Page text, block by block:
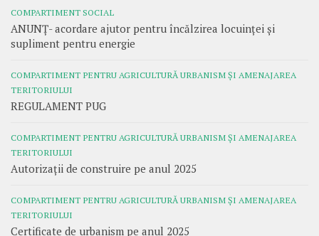
COMPARTIMENT SOCIAL
ANUNȚ- acordare ajutor pentru încălzirea locuinței și
supliment pentru energie
COMPARTIMENT PENTRU AGRICULTURĂ URBANISM ȘI AMENAJAREA
TERITORIULUI
REGULAMENT PUG
COMPARTIMENT PENTRU AGRICULTURĂ URBANISM ȘI AMENAJAREA
TERITORIULUI
Autorizații de construire pe anul 2025
COMPARTIMENT PENTRU AGRICULTURĂ URBANISM ȘI AMENAJAREA
TERITORIULUI
Certificate de urbanism pe anul 2025